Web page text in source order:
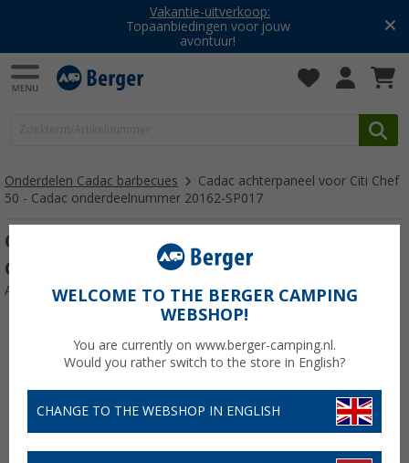
Vakantie-uitverkoop:
Topaanbiedingen voor jouw
avontuur!
Onderdelen Cadac barbecues
Cadac achterpaneel voor Citi Chef
50 - Cadac onderdeelnummer 20162-SP017
Cadac achterpaneel voor Citi Chef 50 -
Cadac onderdeelnummer 20162-SP017
Artikelnr: 486945WELCOME TO THE BERGER CAMPING
WEBSHOP!
You are currently on www.berger-camping.nl.
Would you rather switch to the store in English?
CHANGE TO THE WEBSHOP IN ENGLISH